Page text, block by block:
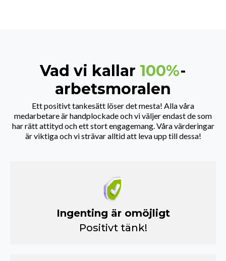
Vad vi kallar 100%-
arbetsmoralen
Ett positivt tankesätt löser det mesta! Alla våra
medarbetare är handplockade och vi väljer endast de som
har rätt attityd och ett stort engagemang. Våra värderingar
är viktiga och vi strävar alltid att leva upp till dessa!
Ingenting är omöjligt
Positivt tänk!